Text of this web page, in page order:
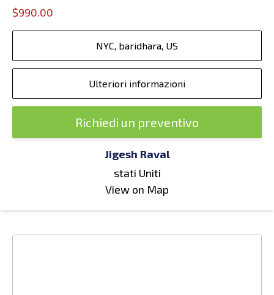
$990.00
NYC, baridhara, US
Ulteriori informazioni
Richiedi un preventivo
Jigesh Raval
stati Uniti
View on Map